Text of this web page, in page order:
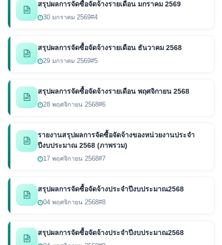
สรุปผลการจัดซื้อจัดจ้างรายเดือน มกราคม 2569
30 มกราคม 2569#4
สรุปผลการจัดซื้อจัดจ้างรายเดือน ธันวาคม 2568
29 มกราคม 2569#5
สรุปผลการจัดซื้อจัดจ้างรายเดือน พฤศจิกายน 2568
28 พฤศจิกายน 2568#6
รายงานสรุปผลการจัดซื้อจัดจ้างของหน่วยงานประจำ
ปีงบประมาณ 2568 (ภาพรวม)
17 พฤศจิกายน 2568#7
สรุปผลการจัดซื้อจัดจ้างประจำปีงบประมาณ2568
04 พฤศจิกายน 2568#8
สรุปผลการจัดซื้อจัดจ้างประจำปีงบประมาณ2568